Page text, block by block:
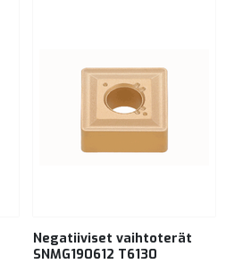
Negatiiviset vaihtoterät
SNMG190612 T6130